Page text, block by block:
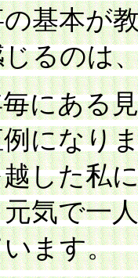
基本が
るのは
にある見
になり
した私
気で一
ます。